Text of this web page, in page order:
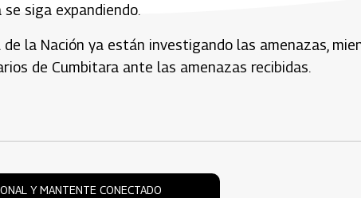
siga expandiendo.
la Nación ya están investigando las amenazas,
de Cumbitara ante las amenazas recibidas.
Y MANTENTE CONECTADO